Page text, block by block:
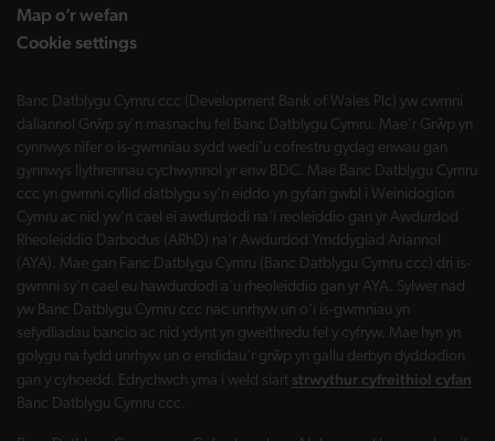
Map o’r wefan
Cookie settings
Banc Datblygu Cymru ccc (Development Bank of Wales Plc) yw cwmni
daliannol Grŵp sy'n masnachu fel Banc Datblygu Cymru. Mae'r Grŵp yn
cynnwys nifer o is-gwmnïau sydd wedi'u cofrestru gydag enwau gan
gynnwys llythrennau cychwynnol yr enw BDC. Mae Banc Datblygu Cymru
ccc yn gwmni cyllid datblygu sy'n eiddo yn gyfan gwbl i Weinidogion
Cymru ac nid yw'n cael ei awdurdodi na'i reoleiddio gan yr Awdurdod
Rheoleiddio Darbodus (ARhD) na'r Awdurdod Ymddygiad Ariannol
(AYA). Mae gan Fanc Datblygu Cymru (Banc Datblygu Cymru ccc) dri is-
gwmni sy'n cael eu hawdurdodi a'u rheoleiddio gan yr AYA. Sylwer nad
yw Banc Datblygu Cymru ccc nac unrhyw un o'i is-gwmnïau yn
sefydliadau bancio ac nid ydynt yn gweithredu fel y cyfryw. Mae hyn yn
golygu na fydd unrhyw un o endidau'r grŵp yn gallu derbyn dyddodion
gan y cyhoedd. Edrychwch yma i weld siart strwythur cyfreithiol cyfan
Banc Datblygu Cymru ccc.